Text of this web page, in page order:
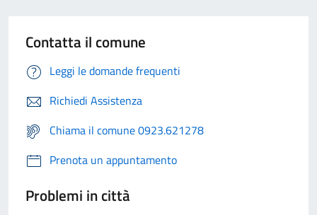
Contatta il comune
Leggi le domande frequenti
Richiedi Assistenza
Chiama il comune 0923.621278
Prenota un appuntamento
Problemi in città